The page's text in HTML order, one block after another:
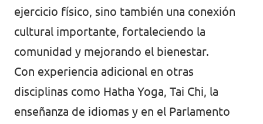
ejercicio físico, sino también una conexión
cultural importante, fortaleciendo la
comunidad y mejorando el bienestar.
Con experiencia adicional en otras
disciplinas como Hatha Yoga, Tai Chi, la
enseñanza de idiomas y en el Parlamento